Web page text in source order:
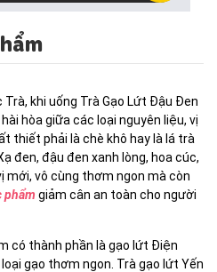
khi uống Trà Gạo Lứt Đậu Đen
hòa giữa các loại nguyên liệu, vị
thiết phải là chè khô hay là lá trà
đen, đậu đen xanh lòng, hoa cúc,
mới, vô cùng thơm ngon mà còn
phẩm giảm cân an toàn cho người
có thành phần là gạo lứt Điện
gạo thơm ngon. Trà gạo lứt Yến